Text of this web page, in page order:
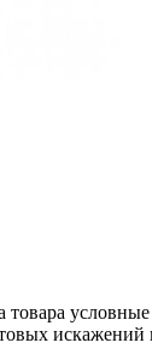
условные
искажений